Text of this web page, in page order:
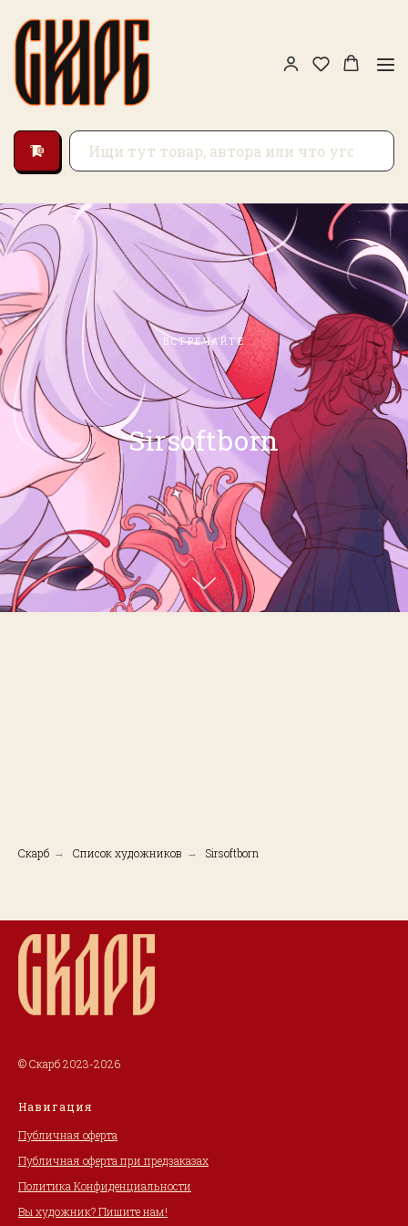
ВСТРЕЧАЙТЕ
Sirsoftborn
Скарб → Список художников → Sirsoftborn
© Скарб 2023-2026
Навигация
Публичная оферта
Публичная оферта при предзаказах
Политика Конфиденциальности
Вы художник? Пишите нам!